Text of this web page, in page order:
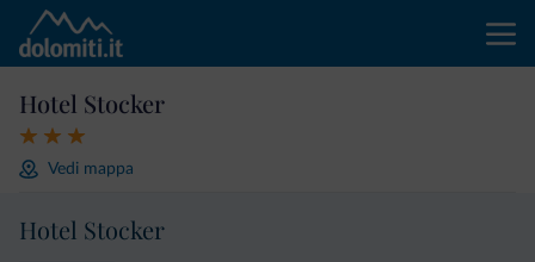
Hotel Stocker
Vedi mappa
Hotel Stocker